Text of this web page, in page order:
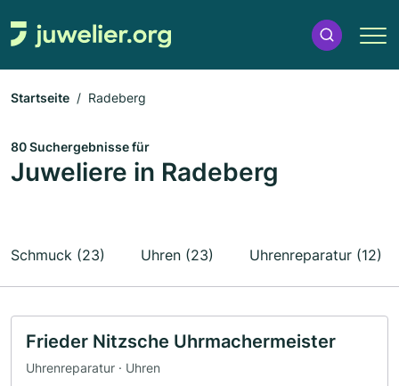
Startseite Radeberg
80 Suchergebnisse für
Juweliere in Radeberg
Schmuck (23) Uhren (23) Uhrenreparatur (12)
Frieder Nitzsche Uhrmachermeister
Uhrenreparatur · Uhren